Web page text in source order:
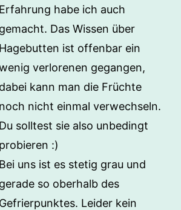
Erfahrung habe ich auch
gemacht. Das Wissen über
Hagebutten ist offenbar ein
verlorenen gegangen,
dabei kann man die Früchte
noch nicht einmal verwechseln.
Du solltest sie also unbedingt
probieren :)
Bei uns ist es stetig grau und
gerade so oberhalb des
Gefrierpunktes. Leider kein